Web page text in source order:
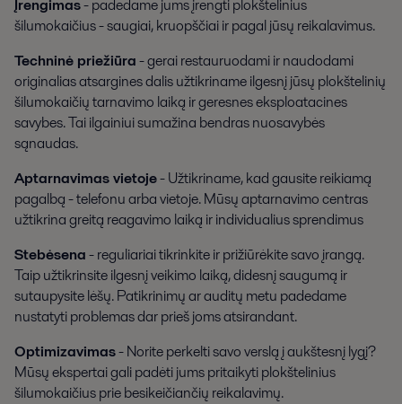
Įrengimas- padedame jums įrengti plokštelinius
šilumokaičius - saugiai, kruopščiai ir pagal jūsų reikalavimus.
Techninė priežiūra- gerai restauruodami ir naudodami
originalias atsargines dalis užtikriname ilgesnį jūsų plokštelinių
šilumokaičių tarnavimo laiką ir geresnes eksploatacines
savybes. Tai ilgainiui sumažina bendras nuosavybės
sąnaudas.
Aptarnavimas vietoje- Užtikriname, kad gausite reikiamą
pagalbą - telefonu arba vietoje. Mūsų aptarnavimo centras
užtikrina greitą reagavimo laiką ir individualius sprendimus
Stebėsena- reguliariai tikrinkite ir prižiūrėkite savo įrangą.
Taip užtikrinsite ilgesnį veikimo laiką, didesnį saugumą ir
sutaupysite lėšų. Patikrinimų ar auditų metu padedame
nustatyti problemas dar prieš joms atsirandant.
Optimizavimas- Norite perkelti savo verslą į aukštesnį lygį?
Mūsų ekspertai gali padėti jums pritaikyti plokštelinius
šilumokaičius prie besikeičiančių reikalavimų.